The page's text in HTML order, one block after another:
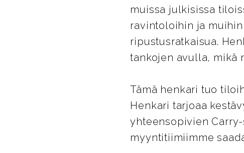
muissa julkisissa
ravintoloihin ja
ripustusratkaisua.
tankojen avulla, mikä
Tämä henkari tuo
Henkari tarjoaa
yhteensopivien
myyntitiimiimme